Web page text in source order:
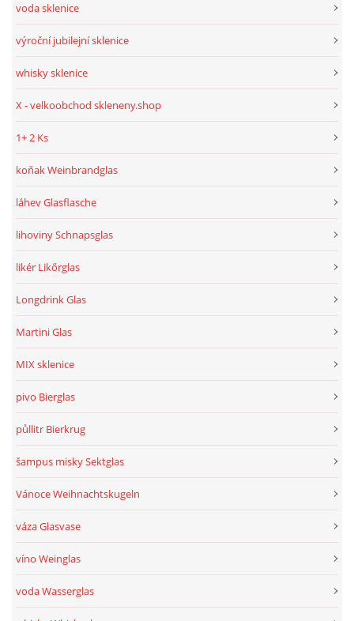
voda sklenice
výroční jubilejní sklenice
whisky sklenice
X - velkoobchod skleneny.shop
1+ 2 Ks
koňak Weinbrandglas
láhev Glasflasche
lihoviny Schnapsglas
likér Likőrglas
Longdrink Glas
Martini Glas
MIX sklenice
pivo Bierglas
půllitr Bierkrug
šampus misky Sektglas
Vánoce Weihnachtskugeln
váza Glasvase
víno Weinglas
voda Wasserglas